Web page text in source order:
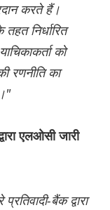
करते हैं।
निर्धारित
को
रणनीति का
एलओसी जारी
बैंक द्वारा